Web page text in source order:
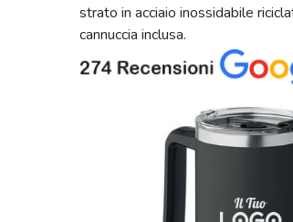
strato in acciaio inossidabile
cannuccia inclusa.